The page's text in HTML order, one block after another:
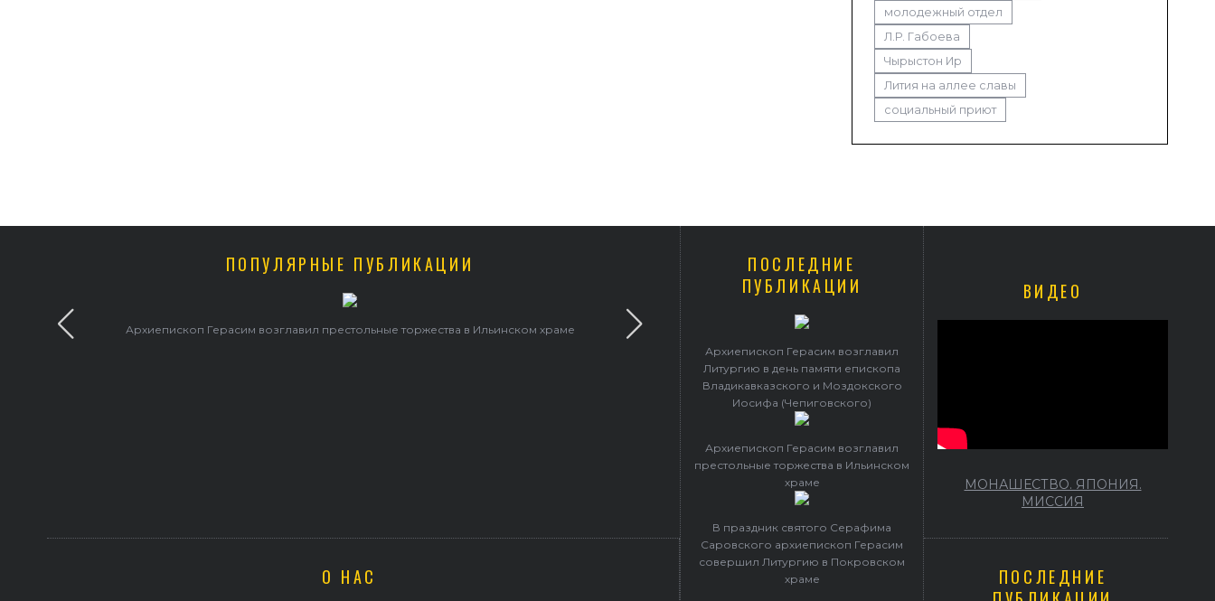
молодежный отдел
Л.Р. Габоева
Чырыстон Ир
Лития на аллее славы
социальный приют
ПОПУЛЯРНЫЕ ПУБЛИКАЦИИ
В праздник святого Серафима Саровского архиепископ Герасим совершил Литургию в Покровском
О НАС
ПОСЛЕДНИЕ
ПУБЛИКАЦИИ
Архиепископ Герасим возглавил
Литургию в день памяти епископа
Владикавказского и Моздокского
Иосифа (Чепиговского)
Архиепископ Герасим возглавил
престольные торжества в Ильинском
храме
В праздник святого Серафима
Саровского архиепископ Герасим
совершил Литургию в Покровском
храме
ВИДЕО
МОНАШЕСТВО. ЯПОНИЯ.
МИССИЯ
ПОСЛЕДНИЕ